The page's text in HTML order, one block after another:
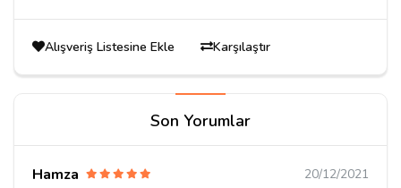
Alışveriş Listesine Ekle Karşılaştır
Son Yorumlar
Hamza
20/12/2021